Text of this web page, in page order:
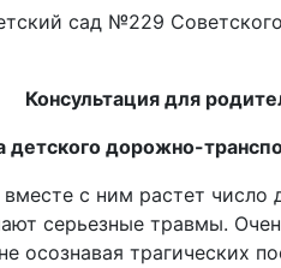
сад №229
Консультация для
детского дорожно-
с ним растет
серьезные травмы.
осознавая трагических